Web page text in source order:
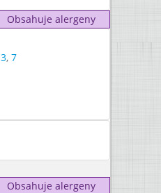
Obsahuje alergeny
3, 7
Obsahuje alergeny